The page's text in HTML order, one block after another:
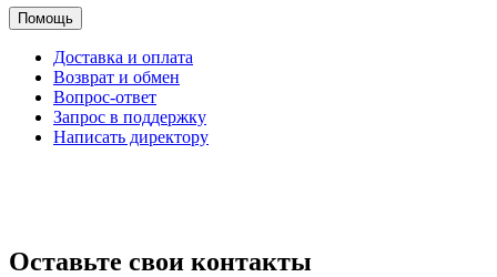
Помощь
Доставка и оплата
Возврат и обмен
Вопрос-ответ
Запрос в поддержку
Написать директору
Оставьте свои контакты